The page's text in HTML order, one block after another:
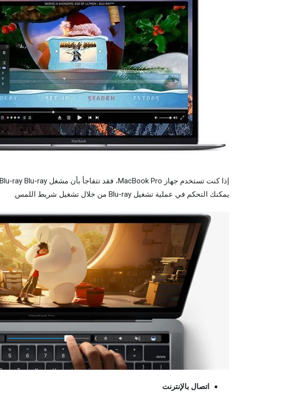
يمكنك التحكم في عملية تشغيل Blu-ray من خلال تشغيل شريط اللمس.
اتصال بالإنترنت